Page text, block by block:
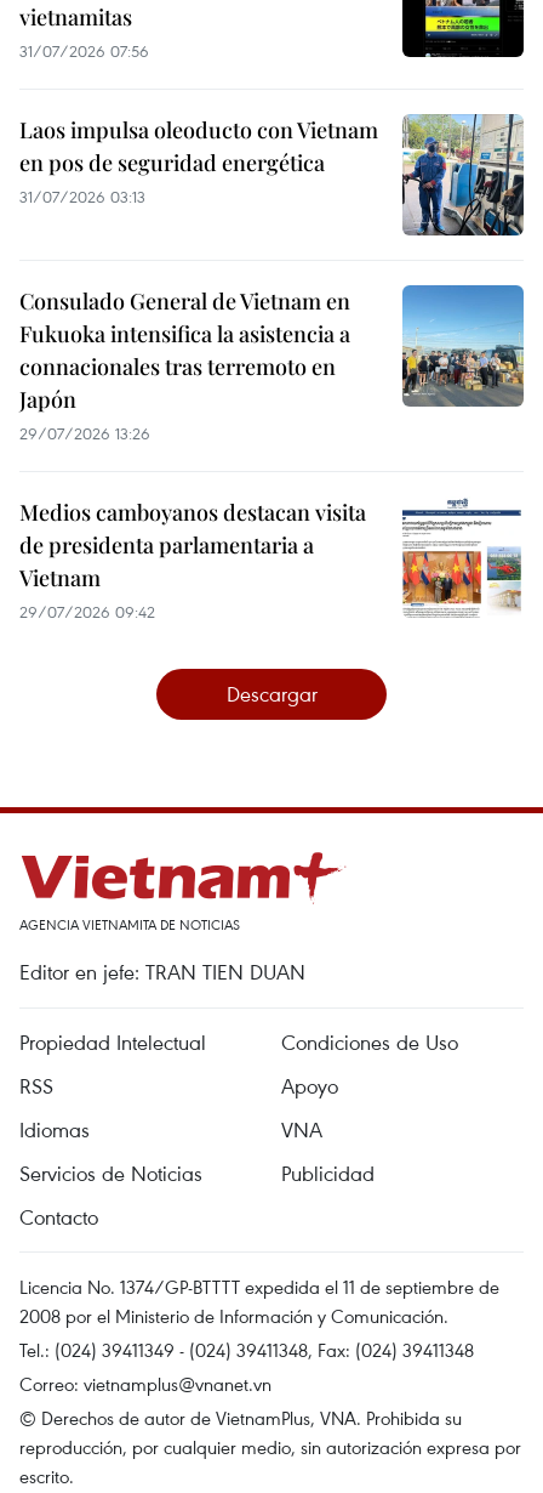
vietnamitas
31/07/2026 07:56
Laos impulsa oleoducto con Vietnam
en pos de seguridad energética
31/07/2026 03:13
Consulado General de Vietnam en
Fukuoka intensifica la asistencia a
connacionales tras terremoto en
Japón
29/07/2026 13:26
Medios camboyanos destacan visita
de presidenta parlamentaria a
Vietnam
29/07/2026 09:42
Descargar
AGENCIA VIETNAMITA DE NOTICIAS
Editor en jefe: TRAN TIEN DUAN
Propiedad Intelectual
Condiciones de Uso
RSS
Apoyo
Idiomas
VNA
Servicios de Noticias
Publicidad
Contacto
Licencia No. 1374/GP-BTTTT expedida el 11 de septiembre de
2008 por el Ministerio de Información y Comunicación.
Tel.: (024) 39411349 - (024) 39411348, Fax: (024) 39411348
Correo: vietnamplus@vnanet.vn
© Derechos de autor de VietnamPlus, VNA. Prohibida su
reproducción, por cualquier medio, sin autorización expresa por
escrito.